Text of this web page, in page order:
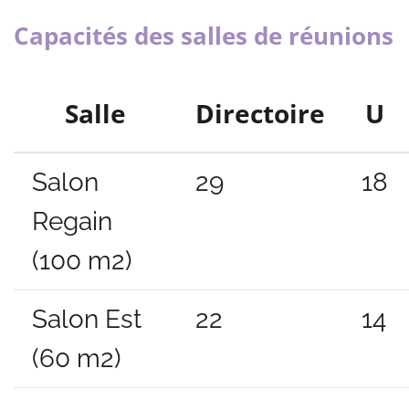
Capacités des salles de réunions
Salle Directoire U
Salon
Regain
(100 m2)
29 18
Salon Est
(60 m2)
22 14